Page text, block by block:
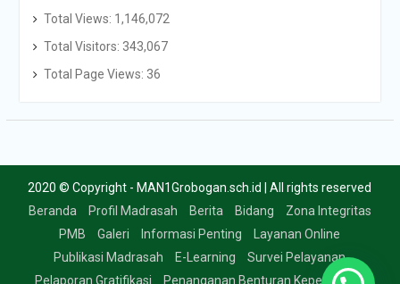
Total Views: 1,146,072
Total Visitors: 343,067
Total Page Views: 36
2020 © Copyright - MAN1Grobogan.sch.id | All rights reserved
Beranda
Profil Madrasah Berita Bidang
Zona Integritas
PMB
Galeri Informasi Penting
Layanan Online
Publikasi Madrasah
E-Learning
Survei Pelayanan
Pelaporan Gratifikasi
Penanganan Benturan Kepentingan